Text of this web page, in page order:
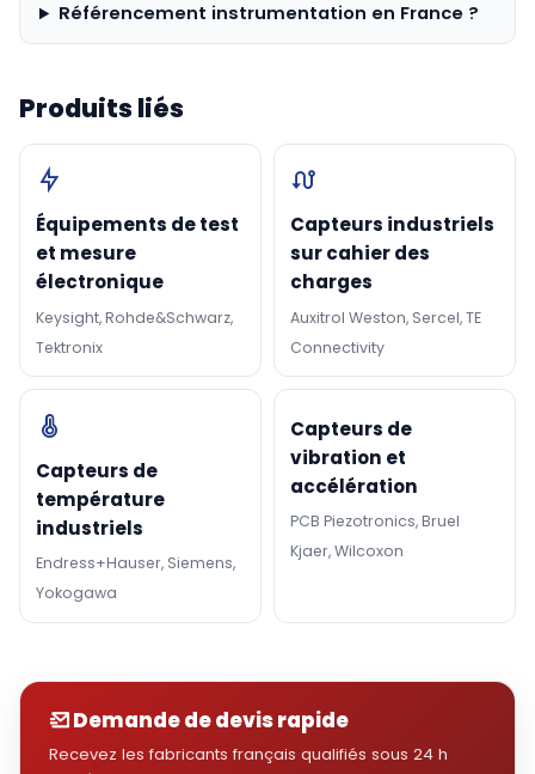
Référencement instrumentation en France ?
Produits liés
Équipements de test
et mesure
électronique
Keysight, Rohde&Schwarz,
Tektronix
Capteurs industriels
sur cahier des
charges
Auxitrol Weston, Sercel, TE
Connectivity
Capteurs de
température
industriels
Endress+Hauser, Siemens,
Yokogawa
Capteurs de
vibration et
accélération
PCB Piezotronics, Bruel
Kjaer, Wilcoxon
Demande de devis rapide
Recevez les fabricants français qualifiés sous 24 h